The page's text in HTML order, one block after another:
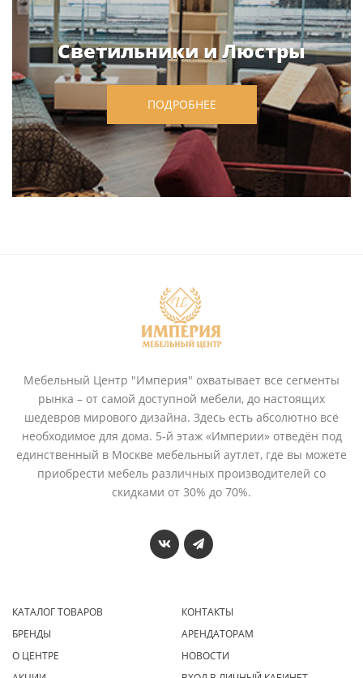
Светильники и Люстры
ПОДРОБНЕЕ
Мебельный Центр "Империя" охватывает все сегменты
рынка – от самой доступной мебели, до настоящих
шедевров мирового дизайна. Здесь есть абсолютно всё
необходимое для дома. 5-й этаж «Империи» отведён под
единственный в Москве мебельный аутлет, где вы можете
приобрести мебель различных производителей со
скидками от 30% до 70%.
КАТАЛОГ ТОВАРОВ
БРЕНДЫ
О ЦЕНТРЕ
КОНТАКТЫ
АРЕНДАТОРАМ
НОВОСТИ